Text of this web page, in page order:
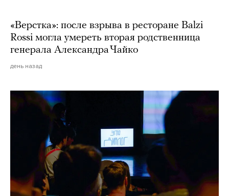
«Верстка»: после взрыва в ресторане Balzi
Rossi могла умереть вторая родственница
генерала Александра Чайко
день назад